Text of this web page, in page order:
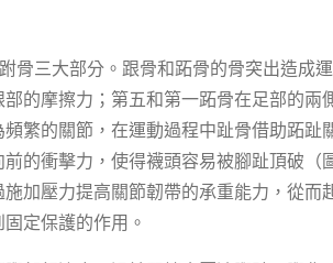
骨三大部分。跟骨和跖骨的骨突出造成
的摩擦力；第五和第一跖骨在足部的兩
繁的關節，在運動過程中趾骨借助跖趾
的衝擊力，使得襪頭容易被腳趾頂破（
加壓力提高關節韌帶的承重能力，從而
定保護的作用。